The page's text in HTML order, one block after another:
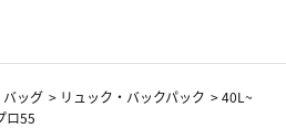
バッグ > リュック・バックパック >40L~
ロ55